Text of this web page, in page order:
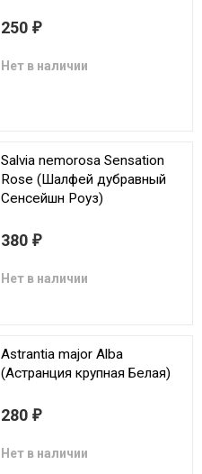
250 ₽
Нет в наличии
Salvia nemorosa Sensation
Rose (Шалфей дубравный
Сенсейшн Роуз)
380 ₽
Нет в наличии
Astrantia major Alba
(Астранция крупная Белая)
280 ₽
Нет в наличии